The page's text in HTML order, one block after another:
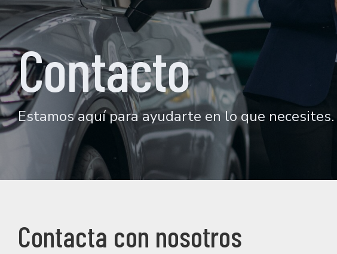
Contacto
Estamos aquí para ayudarte en lo que necesites.
Contacta con nosotros